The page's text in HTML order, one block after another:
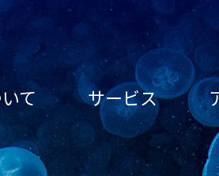
て サービス